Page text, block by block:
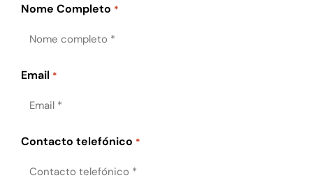
Nome Completo *
Email *
Contacto telefónico *